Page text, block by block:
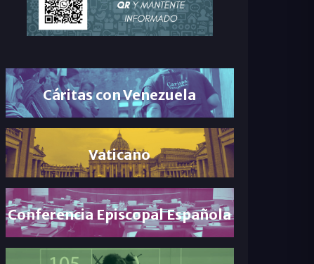
Cáritas con Venezuela
Vaticano
Conferencia Episcopal Española